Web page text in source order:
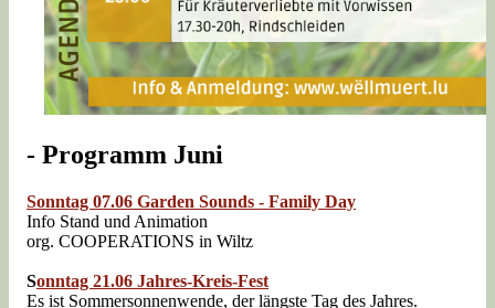
- Programm Juni
Sonntag 07.06 Garden Sounds - Family Day
Info Stand und Animation
org. COOPERATIONS in Wiltz
Sonntag 21.06 Jahres-Kreis-Fest
Es ist Sommersonnenwende, der längste Tag des Jahres.